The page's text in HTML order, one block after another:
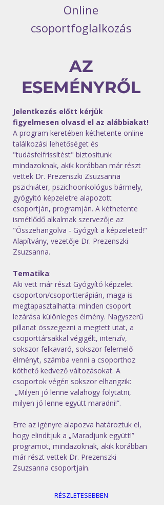
Online
csoportfoglalkozás
AZ
ESEMÉNYRŐL
Jelentkezés előtt kérjük
figyelmesen olvasd el az alábbiakat!
A program keretében kéthetente online
találkozási lehetőséget és
"tudásfelfrissítést" biztosítunk
mindazoknak, akik korábban már részt
vettek Dr. Prezenszki Zsuzsanna
pszichiáter, pszichoonkológus bármely,
gyógyító képzeletre alapozott
csoportján, programján. A kéthetente
ismétlődő alkalmak szervezője az
"Összehangolva - Gyógyít a képzeleted!"
Alapítvány, vezetője Dr. Prezenszki
Zsuzsanna.
Tematika:
Aki vett már részt Gyógyító képzelet
csoporton/csoportterápián, maga is
megtapasztalhatta: minden csoport
lezárása különleges élmény. Nagyszerű
pillanat összegezni a megtett utat, a
csoporttársakkal végigélt, intenzív,
sokszor felkavaró, sokszor felemelő
élményt, számba venni a csoporthoz
köthető kedvező változásokat. A
csoportok végén sokszor elhangzik:
„Milyen jó lenne valahogy folytatni,
milyen jó lenne együtt maradni!”.
Erre az igényre alapozva határoztuk el,
hogy elindítjuk a „Maradjunk együtt!”
programot, mindazoknak, akik korábban
már részt vettek Dr. Prezenszki
Zsuzsanna csoportjain.
RÉSZLETESEBBEN